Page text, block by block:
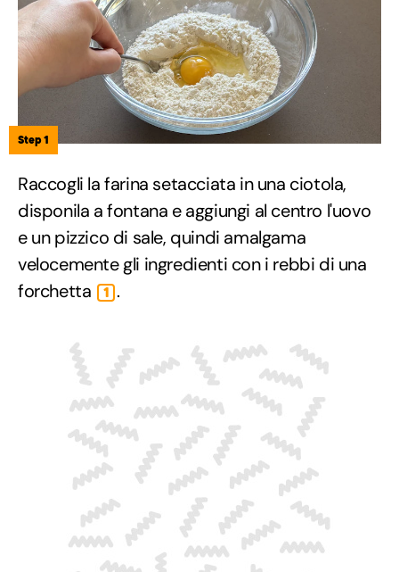
Step 1
Raccogli la farina setacciata in una ciotola,
disponila a fontana e aggiungi al centro l'uovo
e un pizzico di sale, quindi amalgama
velocemente gli ingredienti con i rebbi di una
forchetta
1 .